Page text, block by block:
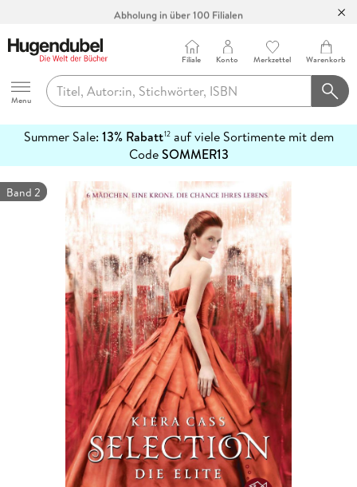
Abholung in über 100 Filialen
Hugendubel
Menu
Filiale Konto Merkzettel Warenkorb
Summer Sale: 13% Rabatt12auf viele Sortimente mit dem
CodeSOMMER13
erfahren
Band 2